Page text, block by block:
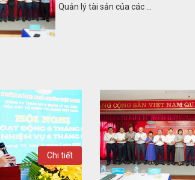
Quản lý tài sản của các ...
Chi tiết